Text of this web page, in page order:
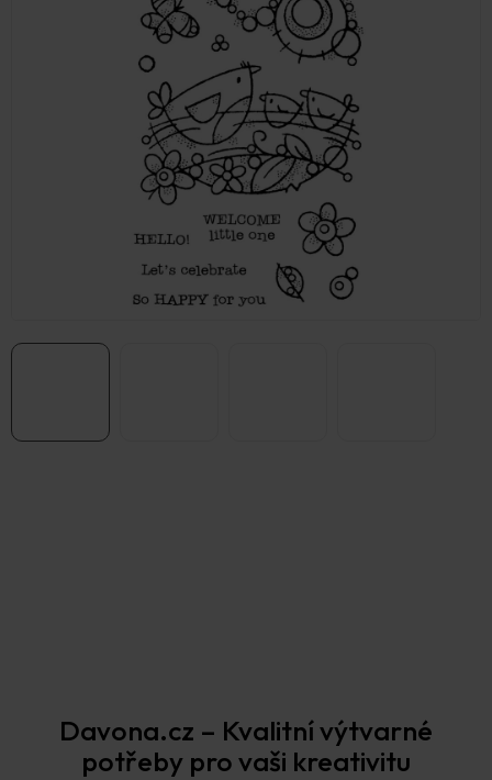
Davona.cz – Kvalitní výtvarné
potřeby pro vaši kreativitu